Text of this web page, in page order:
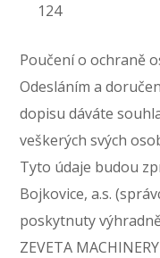
124
Poučení o ochraně
Odesláním a
dopisu dáváte
veškerých svých
Tyto údaje budou
Bojkovice, a.s.
poskytnuty
ZEVETA